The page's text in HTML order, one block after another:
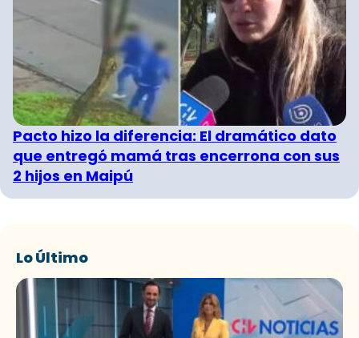
Pacto hizo la diferencia: El dramático dato
que entregó mamá tras encerrona con sus
2 hijos en Maipú
Lo Último